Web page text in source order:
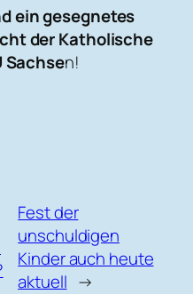
ein gesegnetes
der Katholische
Sachsen!
Fest der
unschuldigen
Kinder auch heute
aktuell →